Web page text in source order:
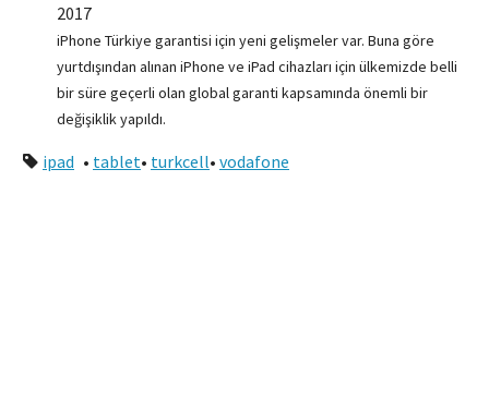
2017
iPhone Türkiye garantisi için yeni gelişmeler var. Buna göre
yurtdışından alınan iPhone ve iPad cihazları için ülkemizde belli
bir süre geçerli olan global garanti kapsamında önemli bir
değişiklik yapıldı.
ipad • tablet• turkcell• vodafone